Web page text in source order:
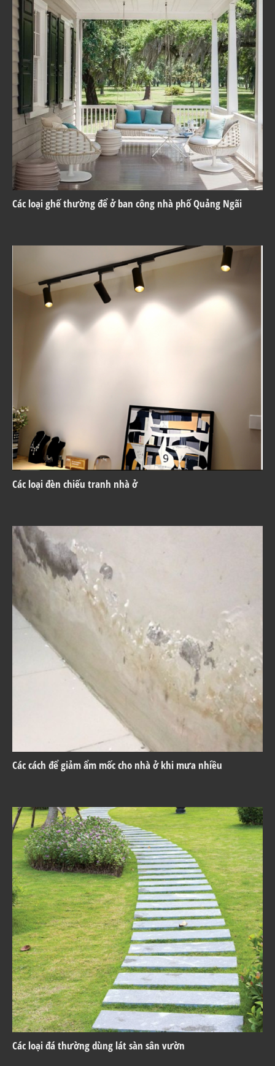
Các loại ghế thường để ở ban công nhà phố Quảng Ngãi
Các loại đèn chiếu tranh nhà ở
Các cách để giảm ẩm mốc cho nhà ở khi mưa nhiều
Các loại đá thường dùng lát sàn sân vườn